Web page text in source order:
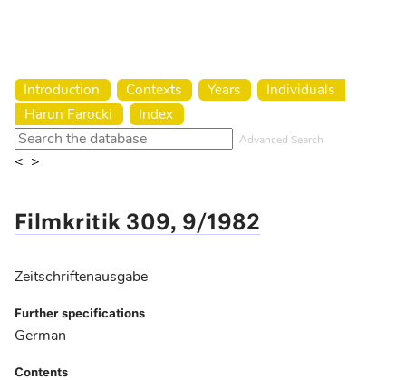
Introduction Contexts Years
Individuals
Harun Farocki
Index
Advanced Search
< >
Filmkritik 309, 9/1982
Zeitschriftenausgabe
Further specifications
German
Contents